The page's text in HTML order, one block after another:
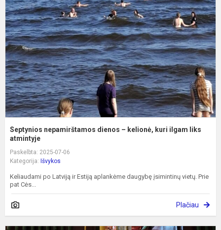
Septynios nepamirštamos dienos – kelionė, kuri ilgam liks
atmintyje
Paskelbta: 2025-07-06
Kategorija: Išvykos
Keliaudami po Latviją ir Estiją aplankėme daugybę įsimintinų vietų. Prie
pat Cės...
Plačiau